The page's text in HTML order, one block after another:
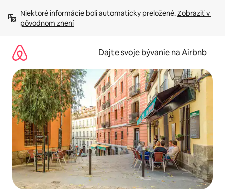
obsah.
Niektoré informácie boli automaticky preložené. Zobraziť v
pôvodnom znení
Dajte svoje bývanie na Airbnb